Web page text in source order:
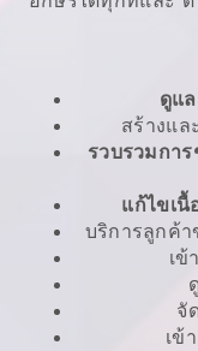
ดูแ
สร้างแล
รวบรวมการ
แก้ไขเนื้
บริการลูกค้
เข้
จั
เข้